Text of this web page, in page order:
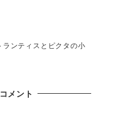
ンティスとピクタの小
メント